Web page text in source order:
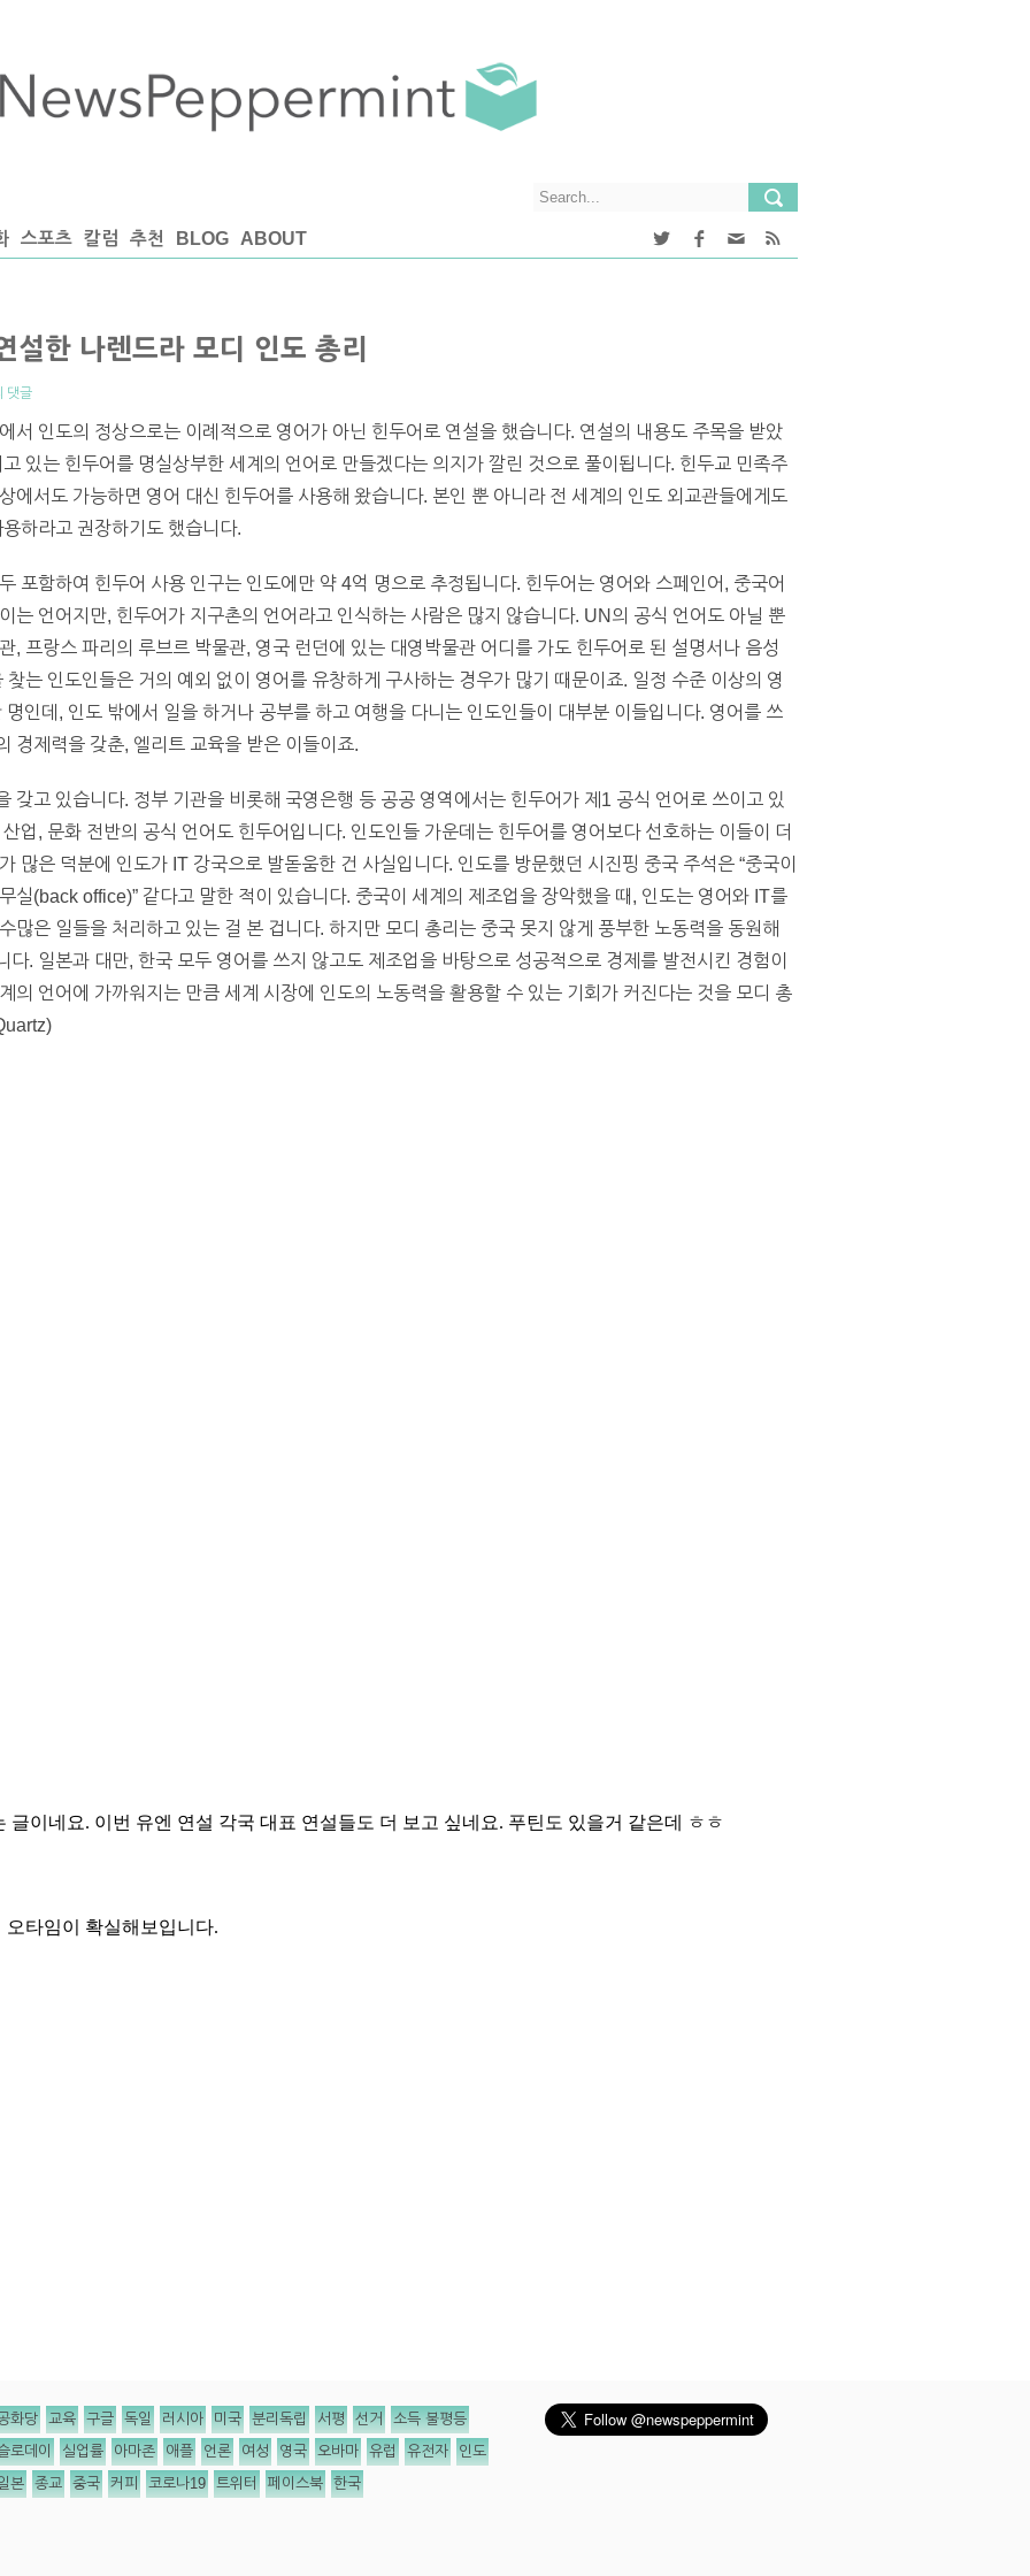
스포츠 칼럼 추천 BLOG ABOUT
설한 나렌드라 모디 인도 총리
댓글
서 인도의 정상으로는 이례적으로 영어가 아닌 힌두어로 연설을 했습니다. 연설의 내용도 주목을 받았
있는 힌두어를 명실상부한 세계의 언어로 만들겠다는 의지가 깔린 것으로 풀이됩니다. 힌두교 민족주
에서도 가능하면 영어 대신 힌두어를 사용해 왔습니다. 본인 뿐 아니라 전 세계의 인도 외교관들에게도
하라고 권장하기도 했습니다.
포함하여 힌두어 사용 인구는 인도에만 약 4억 명으로 추정됩니다. 힌두어는 영어와 스페인어, 중국어
는 언어지만, 힌두어가 지구촌의 언어라고 인식하는 사람은 많지 않습니다. UN의 공식 언어도 아닐 뿐
, 프랑스 파리의 루브르 박물관, 영국 런던에 있는 대영박물관 어디를 가도 힌두어로 된 설명서나 음성
는 인도인들은 거의 예외 없이 영어를 유창하게 구사하는 경우가 많기 때문이죠. 일정 수준 이상의 영
인데, 인도 밖에서 일을 하거나 공부를 하고 여행을 다니는 인도인들이 대부분 이들입니다. 영어를 쓰
경제력을 갖춘, 엘리트 교육을 받은 이들이죠.
갖고 있습니다. 정부 기관을 비롯해 국영은행 등 공공 영역에서는 힌두어가 제1 공식 언어로 쓰이고 있
업, 문화 전반의 공식 언어도 힌두어입니다. 인도인들 가운데는 힌두어를 영어보다 선호하는 이들이 더
많은 덕분에 인도가 IT 강국으로 발돋움한 건 사실입니다. 인도를 방문했던 시진핑 중국 주석은 “중국이
실(back office)” 같다고 말한 적이 있습니다. 중국이 세계의 제조업을 장악했을 때, 인도는 영어와 IT를
많은 일들을 처리하고 있는 걸 본 겁니다. 하지만 모디 총리는 중국 못지 않게 풍부한 노동력을 동원해
. 일본과 대만, 한국 모두 영어를 쓰지 않고도 제조업을 바탕으로 성공적으로 경제를 발전시킨 경험이
의 언어에 가까워지는 만큼 세계 시장에 인도의 노동력을 활용할 수 있는 기회가 커진다는 것을 모디 총
화당 교육 구글 독일 러시아 미국 분리독립 서평 선거 소득 불평등
로데이 실업률 아마존 애플 언론 여성 영국 오바마 유럽 유전자 인도
본 종교 중국 커피 코로나19 트위터 페이스북 한국